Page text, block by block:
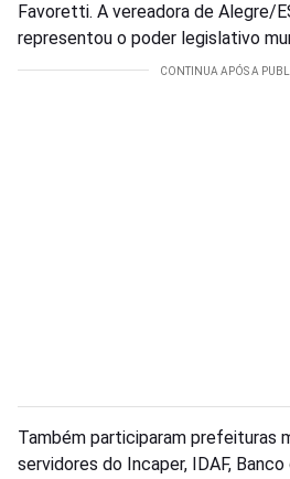
Favoretti. A vereadora de Alegre/
representou o poder legislativo
Também participaram prefeituras
servidores do Incaper, IDAF,